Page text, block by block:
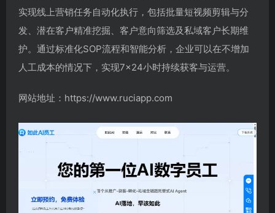
实现线上营销任务自动化执行，包括批量短视频剪辑与分
发、潜在客户精准挖掘、客户意向筛选及私域客户长期维
护。通过标准化SOP流程和智能分析，企业可以在不增加
人工成本的情况下，实现7×24小时持续获客与运营。
网站地址：https://www.ruciapp.com